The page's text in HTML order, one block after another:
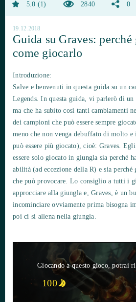
5.0 1 2840 0
19.12.2018
Guida su Graves:
come giocarlo
Introduzione:
Salve e benvenuti in questa guida su un
Legends. In questa guida, vi parlerò di
ma che ha subito così tanti cambiamenti
dei campioni che può essere sempre
meno che non venga debuffato di molto e
può essere più giocato), cioè: Graves.
essere solo giocato in giungla sia perché
abilità (ad eccezione della R) e sia
che può provocare. Lo consiglio a tutti i
approcciare alla giungla e, Graves, è un
incominciare ovviamente prima bisogna
poi ci si allena nella giungla.
Giocando a questo gioco, potrai
100